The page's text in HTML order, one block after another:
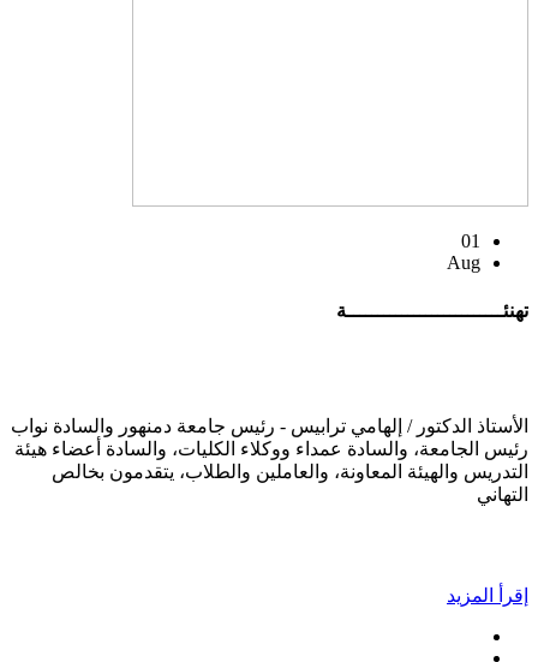
01
Aug
تهنئــــــــــــــــــــــــــة
الأستاذ الدكتور / إلهامي ترابيس - رئيس جامعة دمنهور والسادة نواب
رئيس الجامعة، والسادة عمداء ووكلاء الكليات، والسادة أعضاء هيئة
التدريس والهيئة المعاونة، والعاملين والطلاب، يتقدمون بخالص
التهاني
إقرأ المزيد